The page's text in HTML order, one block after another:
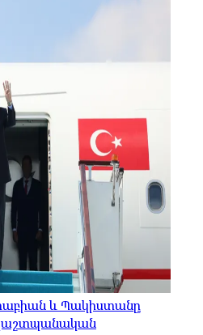
և Պակիստանը